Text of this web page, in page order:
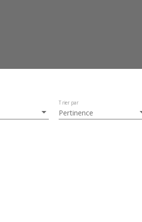
Pertinence
Trier par